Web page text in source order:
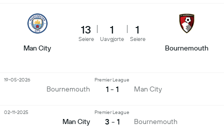
Man City
13
Seiere
1
Uavgjorte
1
Seiere
Bournemouth
Bournemouth
Premier League
1 - 1 Man City
19-05-2026
Man City
Premier League
3 - 1 Bournemouth
02-11-2025